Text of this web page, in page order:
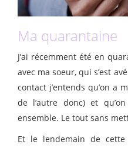
Ma quarantaine
J’ai récemment été en
avec ma soeur, qui s’est
contact j’entends qu’on a
de l’autre donc) et
ensemble. Le tout sans
Et le lendemain de